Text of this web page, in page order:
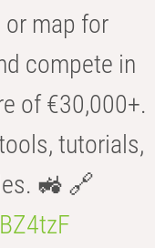
map for
compete in
of €30,000+.
tutorials,
🚜 🔗